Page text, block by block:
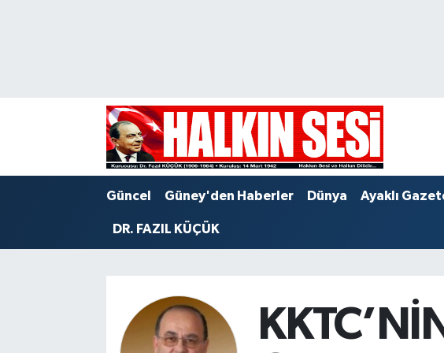
Güncel Güney'den Haberler Dünya Ayaklı
DR. FAZIL KÜÇÜK
Trafik Durumu
Puan Durumu ve Fikstür